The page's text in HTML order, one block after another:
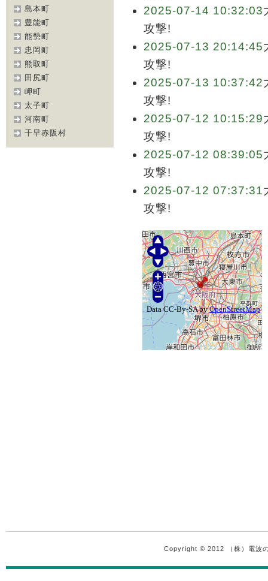
島本町
豊能町
能勢町
忠岡町
熊取町
田尻町
岬町
太子町
河南町
千早赤阪村
2025-07-14 10:32:03
攻撃!
2025-07-13 20:14:45
攻撃!
2025-07-13 10:37:42
攻撃!
2025-07-12 10:15:29
攻撃!
2025-07-12 08:39:05
攻撃!
2025-07-12 07:37:31
攻撃!
Copyright © 2012 （株）電波